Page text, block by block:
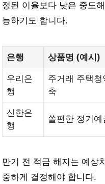
정된 이율보다 낮은 중도
능하기도 합니다.
은행 상품명 (예시)
우리은
행
주거래 주택청
축
신한은
행
쏠편한 정기예
만기 전 적금 해지는 예상
중하게 결정해야 합니다.